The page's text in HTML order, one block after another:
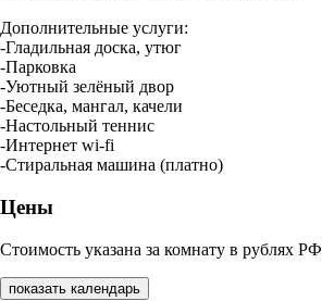
Дополнительные услуги:
-Гладильная доска, утюг
-Парковка
-Уютный зелёный двор
-Беседка, мангал, качели
-Настольный теннис
-Интернет wi-fi
-Стиральная машина (платно)
Цены
Стоимость указана за комнату в рублях РФ
показать календарь